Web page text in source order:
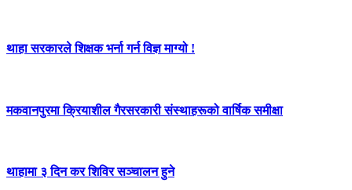
थाहा सरकारले शिक्षक भर्ना गर्न विज्ञ माग्यो !
मकवानपुरमा क्रियाशील गैरसरकारी संस्थाहरूको वार्षिक समीक्षा
थाहामा ३ दिन कर शिविर सञ्चालन हुने